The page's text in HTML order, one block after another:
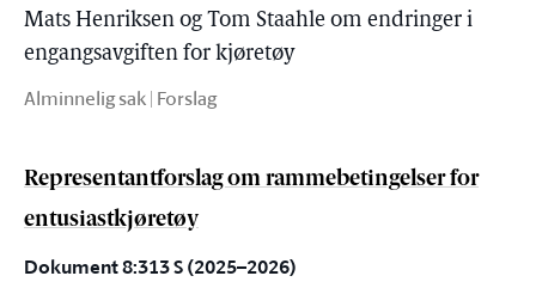
Mats Henriksen og Tom Staahle om endringer i
engangsavgiften for kjøretøy
Alminnelig sak | Forslag
Representantforslag om rammebetingelser for
entusiastkjøretøy
Dokument 8:313 S (2025–2026)